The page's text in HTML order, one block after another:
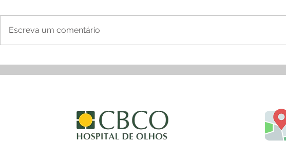
Escreva um comentário